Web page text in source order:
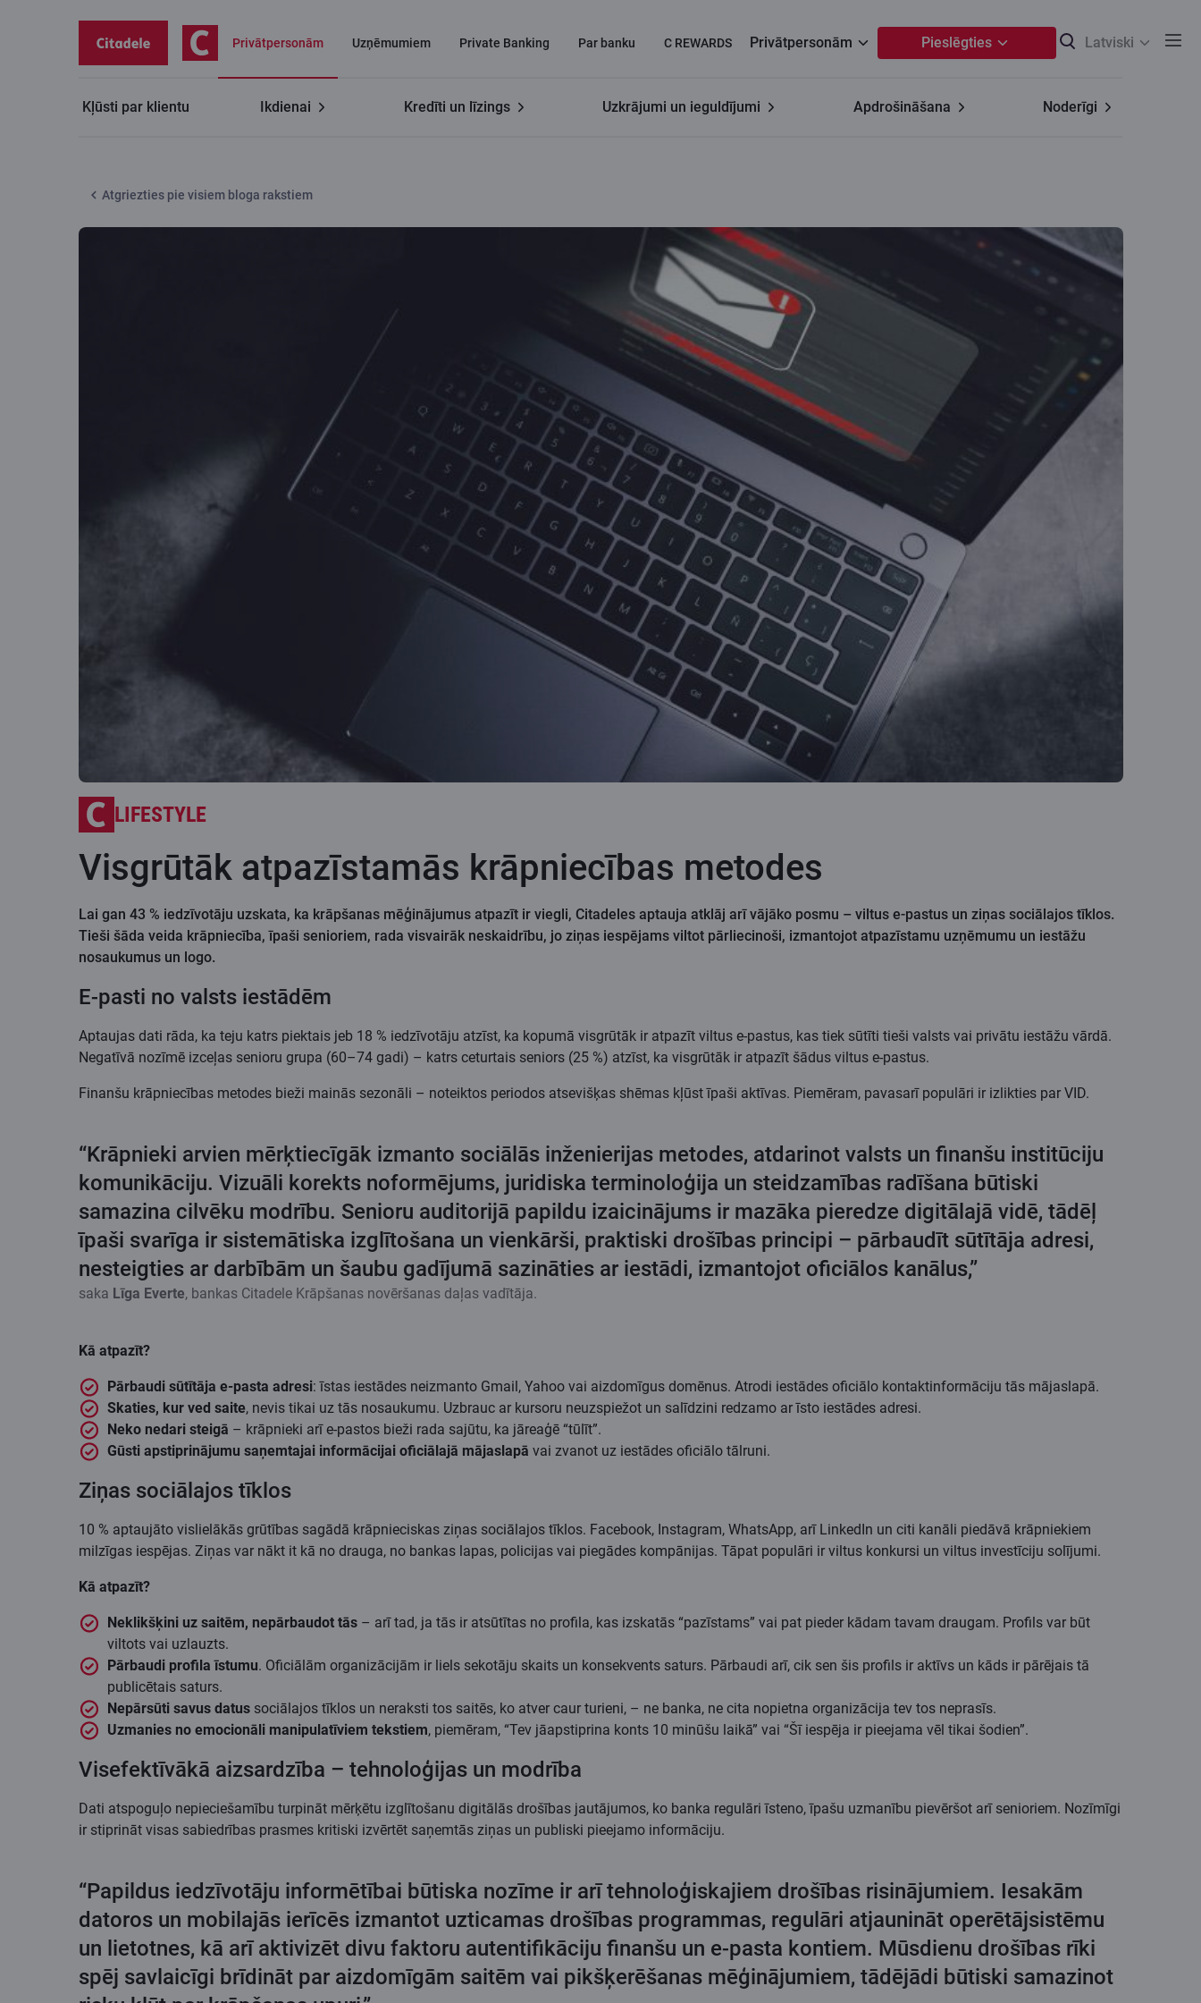
Privātpersonām Uzņēmumiem Private Banking Par banku C REWARDS Privātpersonām Pieslēgties Latviski
Kļūsti par klientu Ikdienai Kredīti un līzings Uzkrājumi un ieguldījumi Apdrošināšana Noderīgi
Atgriezties pie visiem bloga rakstiem
LIFESTYLE
Visgrūtāk atpazīstamās krāpniecības metodes
Lai gan 43 % iedzīvotāju uzskata, ka krāpšanas mēģinājumus atpazīt ir viegli, Citadeles aptauja atklāj arī vājāko posmu – viltus e-pastus un ziņas sociālajos tīklos.
Tieši šāda veida krāpniecība, īpaši senioriem, rada visvairāk neskaidrību, jo ziņas iespējams viltot pārliecinoši, izmantojot atpazīstamu uzņēmumu un iestāžu
nosaukumus un logo.
E-pasti no valsts iestādēm
Aptaujas dati rāda, ka teju katrs piektais jeb 18 % iedzīvotāju atzīst, ka kopumā visgrūtāk ir atpazīt viltus e-pastus, kas tiek sūtīti tieši valsts vai privātu iestāžu vārdā.
Negatīvā nozīmē izceļas senioru grupa (60–74 gadi) – katrs ceturtais seniors (25 %) atzīst, ka visgrūtāk ir atpazīt šādus viltus e-pastus.
Finanšu krāpniecības metodes bieži mainās sezonāli – noteiktos periodos atsevišķas shēmas kļūst īpaši aktīvas. Piemēram, pavasarī populāri ir izlikties par VID.
“Krāpnieki arvien mērķtiecīgāk izmanto sociālās inženierijas metodes, atdarinot valsts un finanšu institūciju
komunikāciju. Vizuāli korekts noformējums, juridiska terminoloģija un steidzamības radīšana būtiski
samazina cilvēku modrību. Senioru auditorijā papildu izaicinājums ir mazāka pieredze digitālajā vidē, tādēļ
īpaši svarīga ir sistemātiska izglītošana un vienkārši, praktiski drošības principi – pārbaudīt sūtītāja adresi,
nesteigties ar darbībām un šaubu gadījumā sazināties ar iestādi, izmantojot oficiālos kanālus,”
saka Līga Everte, bankas Citadele Krāpšanas novēršanas daļas vadītāja.
Kā atpazīt?
Pārbaudi sūtītāja e-pasta adresi: īstas iestādes neizmanto Gmail, Yahoo vai aizdomīgus domēnus. Atrodi iestādes oficiālo kontaktinformāciju tās mājaslapā.
Skaties, kur ved saite, nevis tikai uz tās nosaukumu. Uzbrauc ar kursoru neuzspiežot un salīdzini redzamo ar īsto iestādes adresi.
Neko nedari steigā – krāpnieki arī e-pastos bieži rada sajūtu, ka jāreaģē “tūlīt”.
Gūsti apstiprinājumu saņemtajai informācijai oficiālajā mājaslapā vai zvanot uz iestādes oficiālo tālruni.
Ziņas sociālajos tīklos
10 % aptaujāto vislielākās grūtības sagādā krāpnieciskas ziņas sociālajos tīklos. Facebook, Instagram, WhatsApp, arī LinkedIn un citi kanāli piedāvā krāpniekiem
milzīgas iespējas. Ziņas var nākt it kā no drauga, no bankas lapas, policijas vai piegādes kompānijas. Tāpat populāri ir viltus konkursi un viltus investīciju solījumi.
Kā atpazīt?
Neklikšķini uz saitēm, nepārbaudot tās – arī tad, ja tās ir atsūtītas no profila, kas izskatās “pazīstams” vai pat pieder kādam tavam draugam. Profils var būt
viltots vai uzlauzts.
Pārbaudi profila īstumu. Oficiālām organizācijām ir liels sekotāju skaits un konsekvents saturs. Pārbaudi arī, cik sen šis profils ir aktīvs un kāds ir pārējais tā
publicētais saturs.
Nepārsūti savus datus sociālajos tīklos un neraksti tos saitēs, ko atver caur turieni, – ne banka, ne cita nopietna organizācija tev tos neprasīs.
Uzmanies no emocionāli manipulatīviem tekstiem, piemēram, “Tev jāapstiprina konts 10 minūšu laikā” vai “Šī iespēja ir pieejama vēl tikai šodien”.
Visefektīvākā aizsardzība – tehnoloģijas un modrība
Dati atspoguļo nepieciešamību turpināt mērķētu izglītošanu digitālās drošības jautājumos, ko banka regulāri īsteno, īpašu uzmanību pievēršot arī senioriem. Nozīmīgi
ir stiprināt visas sabiedrības prasmes kritiski izvērtēt saņemtās ziņas un publiski pieejamo informāciju.
“Papildus iedzīvotāju informētībai būtiska nozīme ir arī tehnoloģiskajiem drošības risinājumiem. Iesakām
datoros un mobilajās ierīcēs izmantot uzticamas drošības programmas, regulāri atjaunināt operētājsistēmu
un lietotnes, kā arī aktivizēt divu faktoru autentifikāciju finanšu un e-pasta kontiem. Mūsdienu drošības rīki
spēj savlaicīgi brīdināt par aizdomīgām saitēm vai pikšķerēšanas mēģinājumiem, tādējādi būtiski samazinot